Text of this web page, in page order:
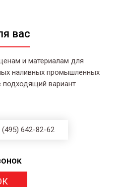
вас
и материалам для
наливных промышленных
подходящий вариант
(495) 642-82-62